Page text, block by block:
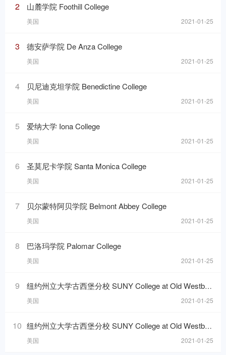
2 山麓学院 Foothill College
美国 2021-01-25
3 德安萨学院 De Anza College
美国 2021-01-25
4 贝尼迪克坦学院 Benedictine College
美国 2021-01-25
5 爱纳大学 Iona College
美国 2021-01-25
6 圣莫尼卡学院 Santa Monica College
美国 2021-01-25
7 贝尔蒙特阿贝学院 Belmont Abbey College
美国 2021-01-25
8 巴洛玛学院 Palomar College
美国 2021-01-25
9 纽约州立大学古西堡分校 SUNY College at Old Westbury
美国 2021-01-25
10 纽约州立大学古西堡分校 SUNY College at Old Westbury
美国 2021-01-25